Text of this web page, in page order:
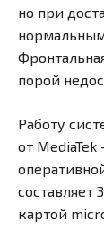
но при
порой
Работу
от MediaTek
составляет
картой